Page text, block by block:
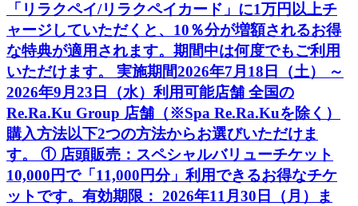
「リラクペイ/リラクペイカード」に1万円以上チ
ャージしていただくと、10％分が増額されるお得
な特典が適用されます。期間中は何度でもご利用
いただけます。 実施期間2026年7月18日（土） ～
2026年9月23日（水）利用可能店舗 全国の
Re.Ra.Ku Group 店舗（※Spa Re.Ra.Kuを除く）
購入方法以下2つの方法からお選びいただけま
す。 ① 店頭販売：スペシャルバリューチケット
10,000円で「11,000円分」利用できるお得なチケ
ットです。有効期限： 2026年11月30日（月）ま